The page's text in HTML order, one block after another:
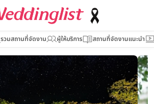
รวมสถานที่จัดงาน ผู้ให้บริการ สถานที่จัดงานแนะนำ